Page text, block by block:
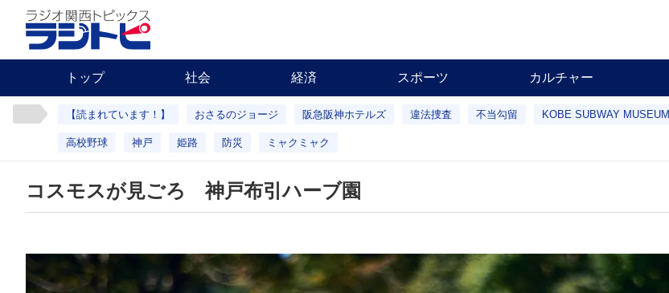
トップ 社会 経済 スポーツ カルチャー
【読まれています！】 おさるのジョージ 阪急阪神ホテルズ 違法捜査 不当勾留 KOBE SUBWAY MUSEUM
高校野球 神戸 姫路 防災 ミャクミャク
コスモスが見ごろ 神戸布引ハーブ園